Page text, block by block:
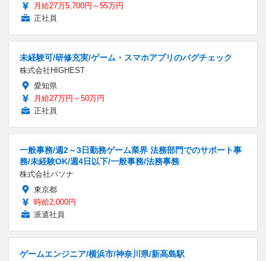
月給27万5,700円～55万円
正社員
未経験可/研修充実/ゲーム・スマホアプリのバグチェック
株式会社HIGHEST
愛知県
月給27万円～50万円
正社員
一般事務/週2～3日勤務ゲーム業界 法務部門でのサポート事
務/未経験OK/週4日以下/一般事務/法務事務
株式会社パソナ
東京都
時給2,000円
派遣社員
ゲームエンジニア/横浜市/神奈川県/新高島駅